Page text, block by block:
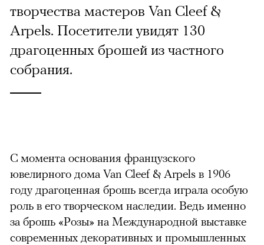
творчества мастеров Van Cleef &
Arpels. Посетители увидят 130
драгоценных брошей из частного
собрания.
C момента основания французского
ювелирного дома Van Cleef & Arpels в 1906
году драгоценная брошь всегда играла особую
роль в его творческом наследии. Ведь именно
за брошь «Розы» на Международной выставке
современных декоративных и промышленных